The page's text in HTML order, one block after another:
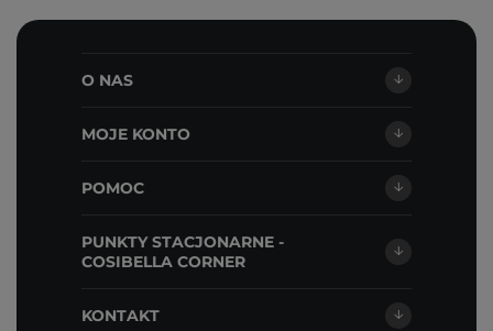
O NAS
MOJE KONTO
POMOC
PUNKTY STACJONARNE -
COSIBELLA CORNER
KONTAKT